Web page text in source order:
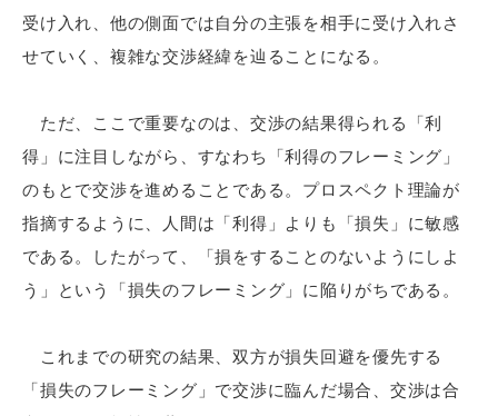
受け入れ、他の側面では自分の主張を相手に受け入れさ
せていく、複雑な交渉経緯を辿ることになる。
ただ、ここで重要なのは、交渉の結果得られる「利
得」に注目しながら、すなわち「利得のフレーミング」
のもとで交渉を進めることである。プロスペクト理論が
指摘するように、人間は「利得」よりも「損失」に敏感
である。したがって、「損をすることのないようにしよ
う」という「損失のフレーミング」に陥りがちである。
これまでの研究の結果、双方が損失回避を優先する
「損失のフレーミング」で交渉に臨んだ場合、交渉は合